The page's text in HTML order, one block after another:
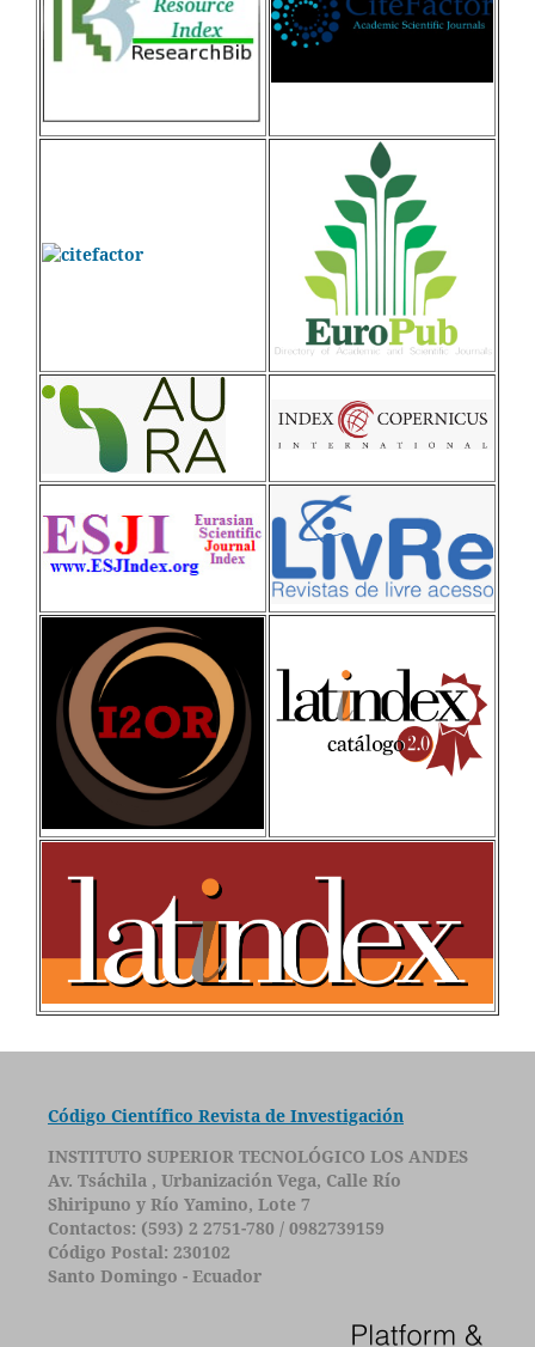
Código Científico Revista de Investigación
INSTITUTO SUPERIOR TECNOLÓGICO LOS ANDES
Av. Tsáchila , Urbanización Vega, Calle Río
Shiripuno y Río Yamino, Lote 7
Contactos: (593) 2 2751-780 / 0982739159
Código Postal: 230102
Santo Domingo - Ecuador